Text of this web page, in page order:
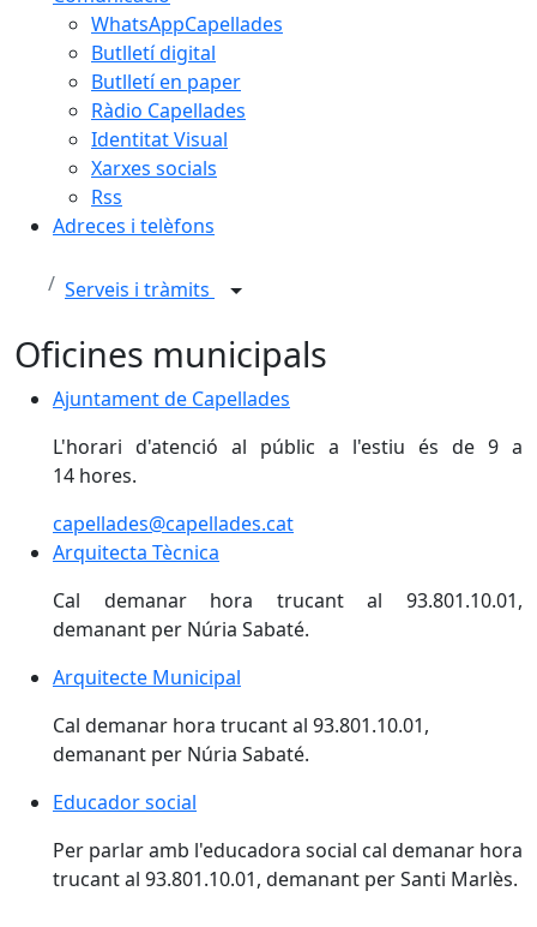
WhatsAppCapellades
Butlletí digital
Butlletí en paper
Ràdio Capellades
Identitat Visual
Xarxes socials
Rss
Adreces i telèfons
Serveis i tràmits
Oficines municipals
Ajuntament de Capellades
Ajuntament de Capellades
L'horari d'atenció al públic a l'estiu és de 9 a
14 hores.
capellades@capellades.cat
Arquitecta Tècnica
Cal demanar hora trucant al 93.801.10.01,
demanant per Núria Sabaté.
Arquitecte Municipal
Cal demanar hora trucant al 93.801.10.01,
demanant per Núria Sabaté.
Educador social
Per parlar amb l'educadora social cal demanar hora
trucant al 93.801.10.01, demanant per Santi Marlès.